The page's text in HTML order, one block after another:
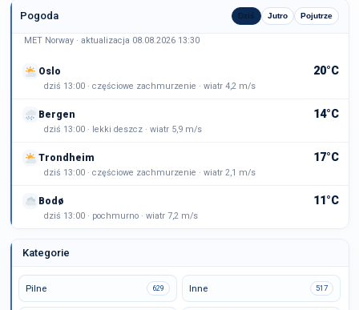
Pogoda Dziś Jutro Pojutrze
MET Norway · aktualizacja 08.08.2026 13:30
Oslo 20°C
dziś 13:00 · częściowe zachmurzenie · wiatr 4,2 m/s
Bergen 14°C
dziś 13:00 · lekki deszcz · wiatr 5,9 m/s
Trondheim 17°C
dziś 13:00 · częściowe zachmurzenie · wiatr 2,1 m/s
Bodø 11°C
dziś 13:00 · pochmurno · wiatr 7,2 m/s
Kategorie
Pilne 629 Inne 517